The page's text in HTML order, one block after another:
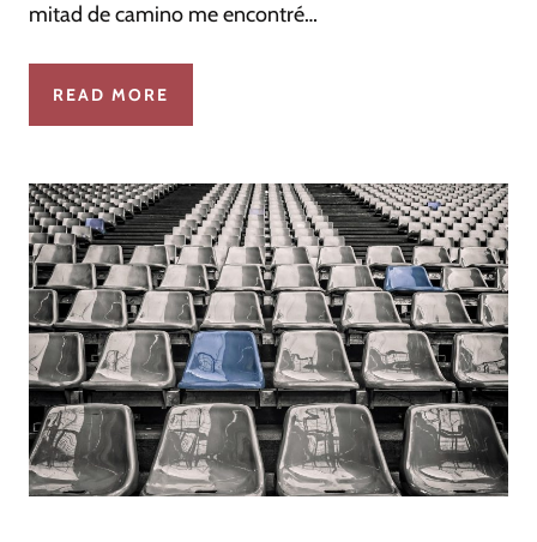
mitad de camino me encontré…
READ MORE